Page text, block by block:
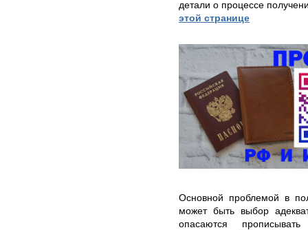
детали о процессе
этой странице
Основной проблемой в
может быть выбор
опасаются